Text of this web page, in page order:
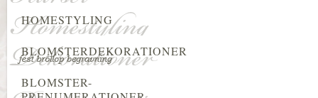
HOMESTYLING
BLOMSTERDEKORATIONER
BLOMSTER-